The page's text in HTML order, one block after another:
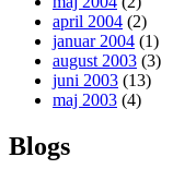
april 2004 (2)
januar 2004 (1)
august 2003 (3)
juni 2003 (13)
maj 2003 (4)
Blogs